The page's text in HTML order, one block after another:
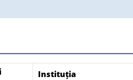
Instituția